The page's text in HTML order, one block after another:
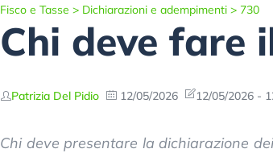
Fisco e Tasse > Dichiarazioni e adempimenti > 730
Chi deve fare
Patrizia Del Pidio 12/05/2026 12/05/2026 -
Chi deve presentare la dichiarazione